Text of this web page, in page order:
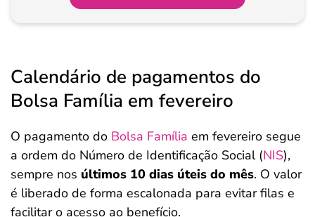
Calendário de pagamentos do
Bolsa Família em fevereiro
O pagamento do Bolsa Família em fevereiro segue
a ordem do Número de Identificação Social (NIS),
sempre nos últimos 10 dias úteis do mês. O valor
é liberado de forma escalonada para evitar filas e
facilitar o acesso ao benefício.